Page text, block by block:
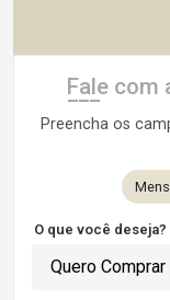
Fale com
Preencha os
O que você deseja?
Quero Comprar